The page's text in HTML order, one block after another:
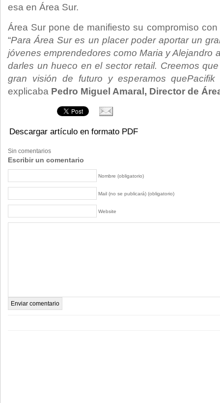
esa en Área Sur.
Área Sur pone de manifiesto su compromiso
“Para Área Sur es un placer poder aportar un
jóvenes emprendedores como Maria y Alejandro
darles un hueco en el sector retail. Creemos
gran visión de futuro y esperamos
explicaba Pedro Miguel Amaral, Director de
Descargar artículo en formato PDF
Sin comentarios
Escribir un comentario
Nombre (obligatorio)
Mail (no se publicará) (obligatorio)
Website